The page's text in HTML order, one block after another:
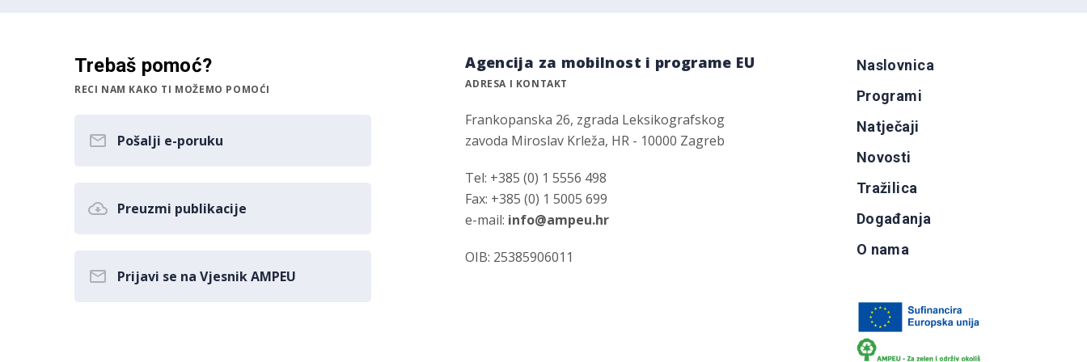
Trebaš pomoć?
RECI NAM KAKO TI MOŽEMO POMOĆI
Pošalji e-poruku
Preuzmi publikacije
Prijavi se na Vjesnik AMPEU
Agencija za mobilnost i programe EU
ADRESA I KONTAKT
Frankopanska 26, zgrada Leksikografskog
zavoda Miroslav Krleža, HR - 10000 Zagreb
Tel: +385 (0) 1 5556 498
Fax: +385 (0) 1 5005 699
e-mail: info@ampeu.hr
OIB: 25385906011
Naslovnica
Programi
Natječaji
Novosti
Tražilica
Događanja
O nama